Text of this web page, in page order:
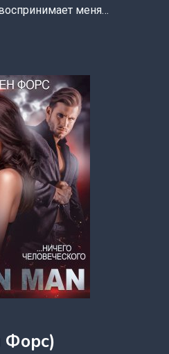
меня…
Форс)